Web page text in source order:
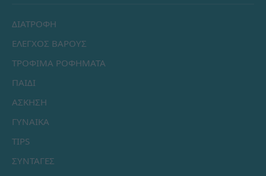
ΔΙΑΤΡΟΦΗ
ΕΛΕΓΧΟΣ ΒΑΡΟΥΣ
ΤΡΟΦΙΜΑ ΡΟΦΗΜΑΤΑ
ΠΑΙΔΙ
ΑΣΚΗΣΗ
ΓΥΝΑΙΚΑ
TIPS
ΣΥΝΤΑΓΕΣ